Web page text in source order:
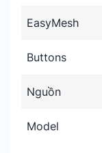
EasyMesh
Buttons
Nguồn
Model